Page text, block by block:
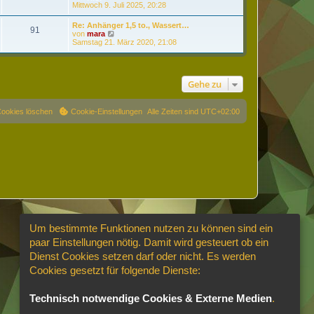
g
i
t
r
a
g
e
r
B
i
t
r
e
s
t
e
r
g
Mittwoch 9. Juli 2025, 20:28
91
Re: Anhänger 1,5 to., Wassert…
von mara
e
e
B
e
i
t
Samstag 21. März 2020, 21:08
Gehe zu
Alle Zeiten sind UTC+02:00
Cookie-Einstellungen
löschen
Um bestimmte Funktionen nutzen zu können sind ein
paar Einstellungen nötig. Damit wird gesteuert ob ein
Dienst Cookies setzen darf oder nicht. Es werden
Cookies gesetzt für folgende Dienste:
Technisch notwendige Cookies & Externe Medien.